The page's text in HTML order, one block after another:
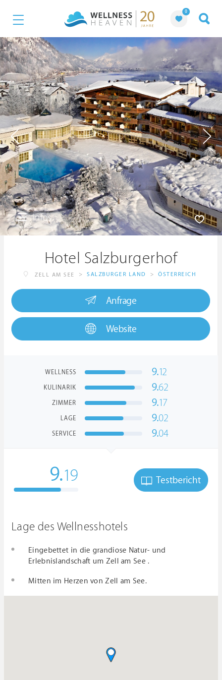
0
Infos
Hotel Salzburgerhof
ZELL AM SEE > SALZBURGER LAND > ÖSTERREICH
Anfrage
Website
WELLNESS 9.12
KULINARIK 9.62
ZIMMER 9.17
LAGE 9.02
SERVICE 9.04
9.19 Testbericht
Lage des Wellnesshotels
Eingebettet in die grandiose Natur- und
Erlebnislandschaft um Zell am See .
Mitten im Herzen von Zell am See.